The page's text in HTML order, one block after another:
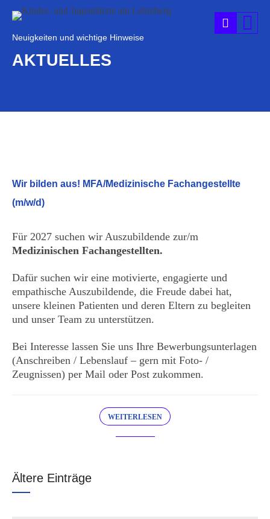
Neuigkeiten und wichtige Hinweise
AKTUELLES
Wir bilden aus! MFA/Medizinische Fachangestellte
(m/w/d)
Für 2027 suchen wir Auszubildende zur/m
Medizinischen Fachangestellten.
Dafür suchen wir eine motivierte, engagierte und
empathische Auszubildende, die Freude dabei hat,
unsere kleinen Patienten und deren Eltern zu begleiten
und unser Team zu unterstützen.
Bei Interesse lassen Sie uns Ihre Bewerbungsunterlagen
(Anschreiben / Lebenslauf – gern mit Foto- /
Zeugnissen) per Mail oder Post zukommen.
WEITERLESEN
Ältere Einträge